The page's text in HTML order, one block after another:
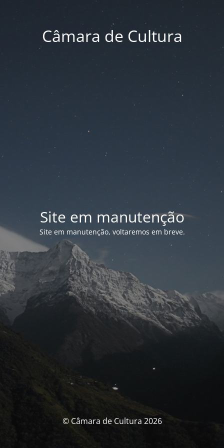
Câmara de Cultura
Site em manutenção
Site em manutenção, voltaremos em breve.
© Câmara de Cultura 2026